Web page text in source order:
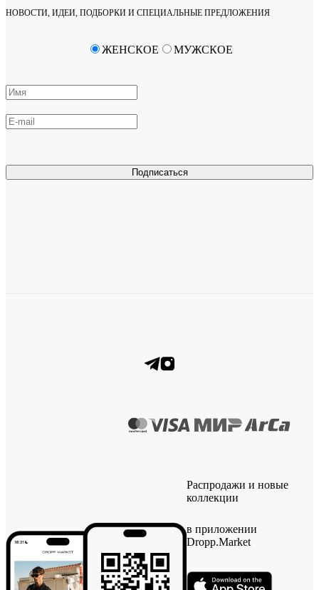
НОВОСТИ, ИДЕИ, ПОДБОРКИ И СПЕЦИАЛЬНЫЕ ПРЕДЛОЖЕНИЯ
Подписаться
ЖЕНСКОЕ МУЖСКОЕ
Распродажи и новые
коллекции
в приложении
Dropp.Market